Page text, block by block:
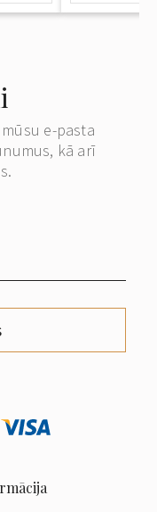
e-pasta
kā arī